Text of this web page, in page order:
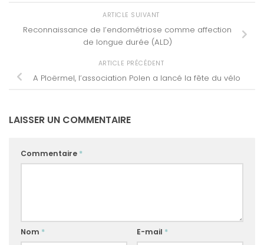
ARTICLE SUIVANT
Reconnaissance de l’endométriose comme affection
de longue durée (ALD)
ARTICLE PRÉCÉDENT
A Ploërmel, l’association Polen a lancé la fête du vélo
LAISSER UN COMMENTAIRE
Commentaire *
Nom * E-mail *